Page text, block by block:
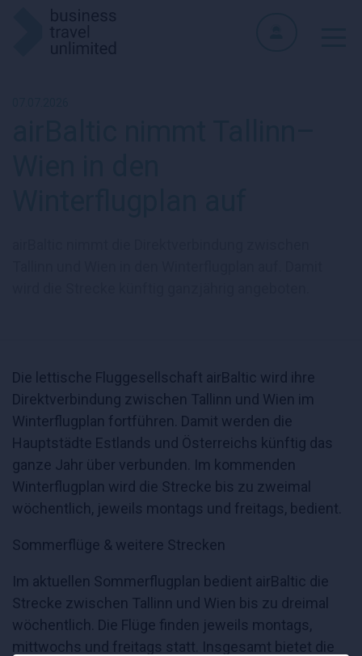
Die lettische Fluggesellschaft airBaltic wird ihre
Direktverbindung zwischen Tallinn und Wien im
Winterflugplan fortführen. Damit werden die
Hauptstädte Estlands und Österreichs künftig das
ganze Jahr über verbunden. Im kommenden
Winterflugplan wird die Strecke bis zu zweimal
wöchentlich, jeweils montags und freitags, bedient.
Sommerflüge & weitere Strecken
Im aktuellen Sommerflugplan bedient airBaltic die
Strecke zwischen Tallinn und Wien bis zu dreimal
wöchentlich. Die Flüge finden jeweils montags,
mittwochs und freitags statt. Insgesamt bietet die